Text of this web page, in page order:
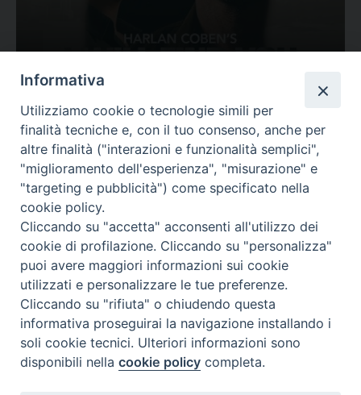
Valutazione
Complesso, Problematico
Tematica: Amore-Sentimenti, Carcere...
Contatti & Info
C.ne Aurelia, 50 – 00165 Roma
Contatti
Informativa
Utilizziamo cookie o tecnologie simili per
finalità tecniche e, con il tuo consenso, anche per
altre finalità ("interazioni e funzionalità semplici",
"miglioramento dell'esperienza", "misurazione" e
"targeting e pubblicità") come specificato nella
cookie policy.
Cliccando su "accetta" acconsenti all'utilizzo dei
cookie di profilazione. Cliccando su "personalizza"
puoi avere maggiori informazioni sui cookie
utilizzati e personalizzare le tue preferenze.
Cliccando su "rifiuta" o chiudendo questa
informativa proseguirai la navigazione installando i
soli cookie tecnici. Ulteriori informazioni sono
disponibili nellacookie policy completa.